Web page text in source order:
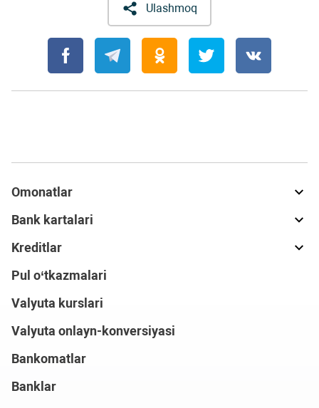
Ulashmoq
Omonatlar
Bank kartalari
Kreditlar
Pul o‘tkazmalari
Valyuta kurslari
Valyuta onlayn-konversiyasi
Bankomatlar
Banklar